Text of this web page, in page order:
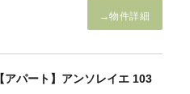
→物件詳細
パート】アンソレイエ 103